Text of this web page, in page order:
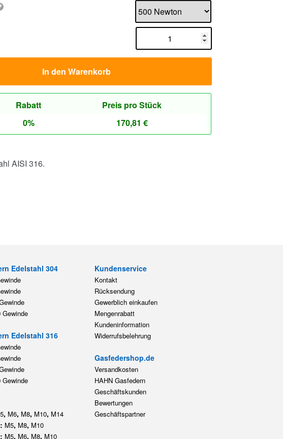
In den Warenkorb
Rabatt
Preis pro Stück
0% 170,81 €
AISI 316.
Edelstahl 304
Gewinde
Edelstahl 316
Gewinde
, M6, M8, M10, M14
M5, M8, M10
M5, M6, M8, M10
Kundenservice
Kontakt
Rücksendung
Gewerblich einkaufen
Mengenrabatt
Kundeninformation
Widerrufsbelehrung
Gasfedershop.de
Versandkosten
HAHN Gasfedern
Geschäftskunden
Bewertungen
Geschäftspartner